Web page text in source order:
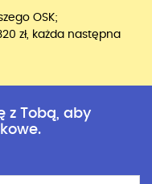
OSK;
zł, każda następna
z Tobą, aby